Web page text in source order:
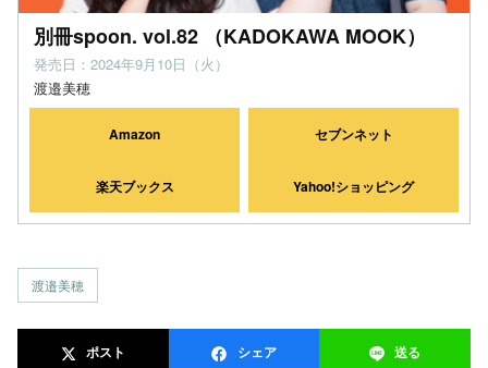
別冊spoon. vol.82 （KADOKAWA MOOK）
発売日：2024年9月10日（火）
渡邉美穂
Amazon セブンネット
楽天ブックス Yahoo!ショッピング
渡邉美穂
ポスト シェア 送る